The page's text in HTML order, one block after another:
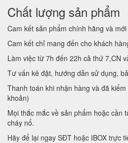
Chất lượng sản phẩm
Cam kết sản phẩm chính hãng và
Cam kết chỉ mang đến cho khách
Làm việc từ 7h đến 22h cả thứ 7,CN
Tư vấn kê đặt, hướng dẫn sử dụng,
Thanh toán khi nhận hàng và đã
khoản)
Mọi thắc mắc về sản phẩm hoặc cần
cháy nổ.
Hãy để lại ngay SĐT hoặc IBOX trực